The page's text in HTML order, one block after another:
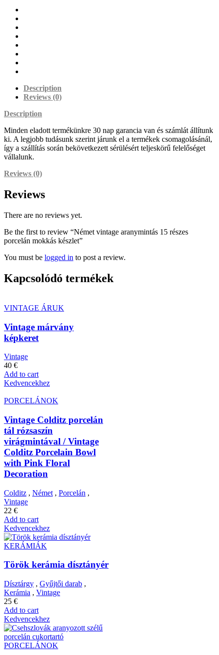
Description
Reviews (0)
Description
Minden eladott termékünkre 30 nap garancia van és számlát állítunk
ki. A legjobb tudásunk szerint járunk el a termékek csomagolásánál,
így a szállítás során bekövetkezett sérülésért teljeskörű felelőséget
vállalunk.
Reviews (0)
Reviews
There are no reviews yet.
Be the first to review “Német vintage aranymintás 15 részes
porcelán mokkás készlet”
You must be logged in to post a review.
Kapcsolódó termékek
VINTAGE ÁRUK
Vintage márvány
képkeret
Vintage
40 €
Add to cart
Kedvencekhez
PORCELÁNOK
Vintage Colditz porcelán
tál rózsaszín
virágmintával / Vintage
Colditz Porcelain Bowl
with Pink Floral
Decoration
Colditz , Német , Porcelán ,
Vintage
22 €
Add to cart
Kedvencekhez
KERÁMIÁK
Török kerámia dísztányér
Dísztárgy , Gyűjtői darab ,
Kerámia , Vintage
25 €
Add to cart
Kedvencekhez
PORCELÁNOK